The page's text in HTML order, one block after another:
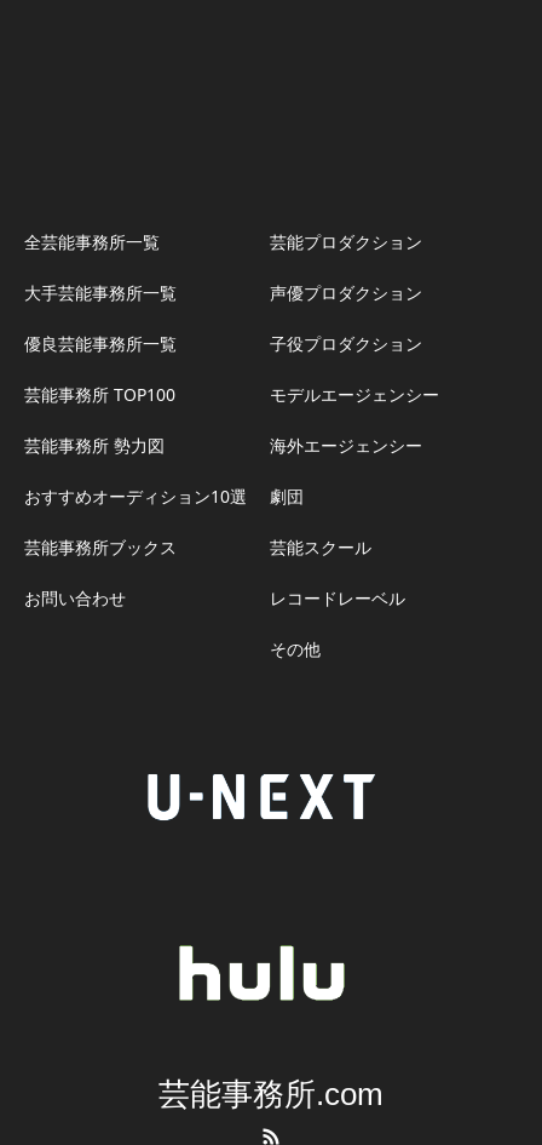
全芸能事務所一覧
大手芸能事務所一覧
優良芸能事務所一覧
芸能事務所 TOP100
芸能事務所 勢力図
おすすめオーディション10選
芸能事務所ブックス
お問い合わせ
芸能プロダクション
声優プロダクション
子役プロダクション
モデルエージェンシー
海外エージェンシー
劇団
芸能スクール
レコードレーベル
その他
芸能事務所.com